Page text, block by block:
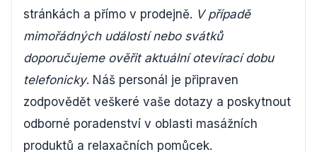
stránkách a přímo v prodejně. V případě
mimořádných událostí nebo svátků
doporučujeme ověřit aktuální otevírací dobu
telefonicky. Náš personál je připraven
zodpovědět veškeré vaše dotazy a poskytnout
odborné poradenství v oblasti masážních
produktů a relaxačních pomůcek.